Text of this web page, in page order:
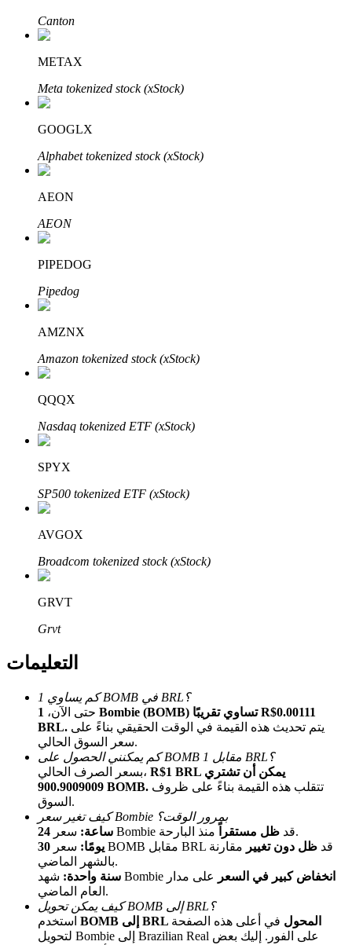
الاستثمار التلقائي
تعلم الستاكينغ
تعرف على كيفية كسب الدخل السلبي
Bitrue
AI
شركاء بيترو
الإحالة
قم بدعوة صديق لتحصل على مكافآت نقدية
BTC Welcome Rewards
Canton
METAX
Meta tokenized stock (xStock)
GOOGLX
Alphabet tokenized stock (xStock)
AEON
AEON
PIPEDOG
Pipedog
AMZNX
Amazon tokenized stock (xStock)
QQQX
Nasdaq tokenized ETF (xStock)
SPYX
SP500 tokenized ETF (xStock)
AVGOX
Broadcom tokenized stock (xStock)
GRVT
Grvt
التعليمات
كم يساوي 1 BOMB في BRL؟
حتى الآن، 1 Bombie (BOMB) تساوي تقريبًا R$0.00111
BRL.
سعر السوق الحالي.
كم يمكنني الحصول على BOMB مقابل 1 BRL؟
بسعر الصرف الحالي، R$1 BRL يمكن أن تشتري
900.9009009 BOMB.
السوق.
كيف تغير سعر Bombie بمرور الوقت؟
24 ساعة:
سعر Bombie قد ظل مستقراً
منذ البارحة.
30 يومًا:
سعر BOMB مقابل BRL قد ظل دون تغيير مقارنة
بالشهر الماضي.
سنة واحدة: شهد Bombie انخفاض كبير في السعر
على مدار
العام الماضي.
كيف يمكن تحويل BOMB إلى BRL؟
BOMB إلى BRL المحول في أعلى هذه الصفحة
لتحويل Bombie إلى Brazilian Real على الفور. إليك بعض